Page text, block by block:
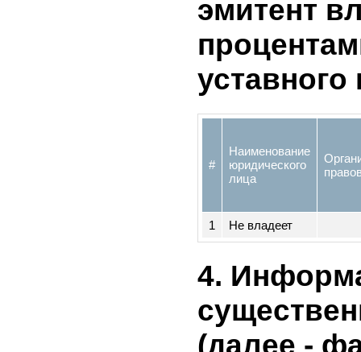
3.
лиц, в
эмитент
Наименование
лица
1 Не владеет